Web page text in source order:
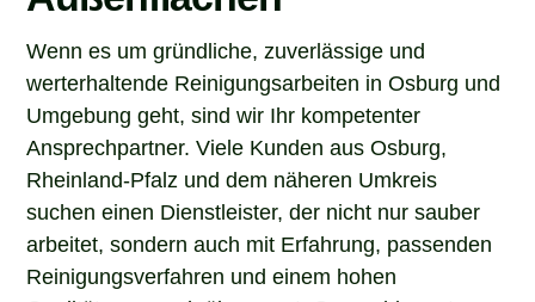
Wenn es um gründliche, zuverlässige und
werterhaltende Reinigungsarbeiten in Osburg und
Umgebung geht, sind wir Ihr kompetenter
Ansprechpartner. Viele Kunden aus Osburg,
Rheinland-Pfalz und dem näheren Umkreis
suchen einen Dienstleister, der nicht nur sauber
arbeitet, sondern auch mit Erfahrung, passenden
Reinigungsverfahren und einem hohen